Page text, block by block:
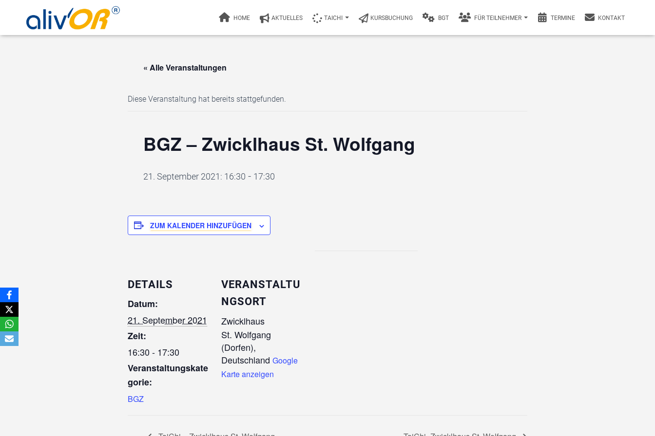
HOME AKTUELLES TAICHI KURSBUCHUNG BGT FÜR TEILNEHMER TERMINE KONTAKT
« Alle Veranstaltungen
Diese Veranstaltung hat bereits stattgefunden.
BGZ – Zwicklhaus St. Wolfgang
21. September 2021: 16:30 - 17:30
ZUM KALENDER HINZUFÜGEN
DETAILS
Datum:
21. September 2021
Zeit:
16:30 - 17:30
Veranstaltungskate
gorie:
BGZ
VERANSTALTU
NGSORT
Zwicklhaus
St. Wolfgang
(Dorfen),
Deutschland Google
Karte anzeigen